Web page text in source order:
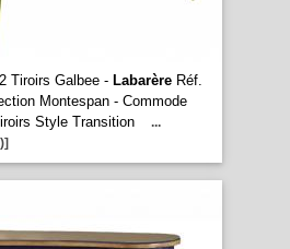
Tiroirs Galbee - LabarèreRéf.
Montespan - Commode
Style Transition
...